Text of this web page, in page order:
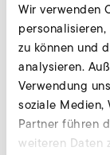
Wir verwenden
zu können und
analysieren.
Verwendung
soziale Medien,
Partner führen
weiteren Daten